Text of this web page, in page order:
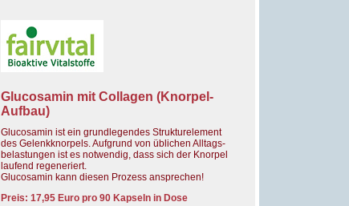
Glucosamin mit Collagen (Knorpel-
Aufbau)
Glucosamin ist ein grundlegendes Strukturelement
des Gelenkknorpels. Aufgrund von üblichen Alltags-
belastungen ist es notwendig, dass sich der Knorpel
laufend regeneriert.
Glucosamin kann diesen Prozess ansprechen!
Preis: 17,95 Euro pro 90 Kapseln in Dose